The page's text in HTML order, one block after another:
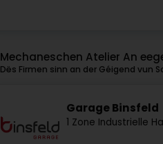
Mechaneschen Atelier An
Dës Firmen sinn an der Géigend vun
Garage Binsfeld
1 Zone Industrielle